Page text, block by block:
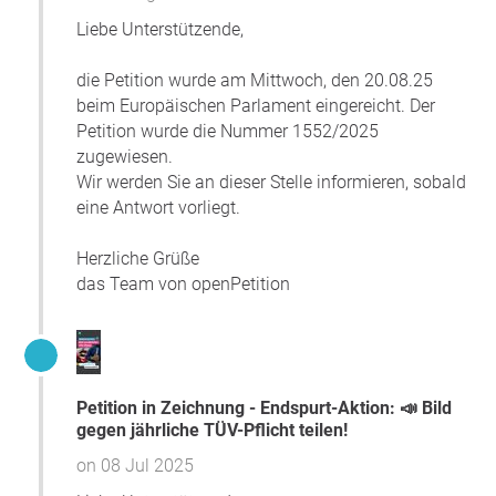
Nach vorläufigen Zahlen des Statistischen Bundesamtes
Jahr 2024 (Unfälle und Verunglückte im Straßenverkehr
- Statistisches Bundesamt) genau3886 auf technische
Mängel der Unfallfahrzeuge(Ursachen von Unfällen mit
Personenschaden - Statistisches Bundesamt
zurückzuführen - das ist einAnteil von 1,34%. Dabei ist
unklar, ob die technischen Mängel überhaupt bei
Bremsen, Licht, Reifen oder andere Teile der Fahrzeuge
können auch bei jüngeren Fahrzeugen verschlissen sein.
jährlichen TÜV-Pflicht die Anzahl an Unfällen mit
Personenschaden um nicht einmal einen Prozentpunkt
Keine reale Wirkung auf Emissionen
Ebenso wenig lässt sich aus unserer Sicht ein
Liebe Unterstützende,
die Petition wurde am Mittwoch, den 20.08.25
beim Europäischen Parlament eingereicht. Der
Petition wurde die Nummer 1552/2025
zugewiesen.
Wir werden Sie an dieser Stelle informieren, sobald
eine Antwort vorliegt.
Herzliche Grüße
das Team von openPetition
Petition in Zeichnung - Endspurt-Aktion: 📣 Bild
gegen jährliche TÜV-Pflicht teilen!
on 08 Jul 2025